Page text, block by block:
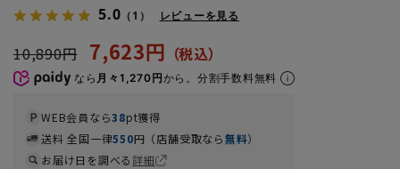
5.0 （1） レビューを見る
10,890円 7,623円
なら 月々1,270円から。分割手数料無料
WEB会員なら38pt獲得
送料 全国一律550円（店舗受取なら無料）
お届け日を調べる詳細